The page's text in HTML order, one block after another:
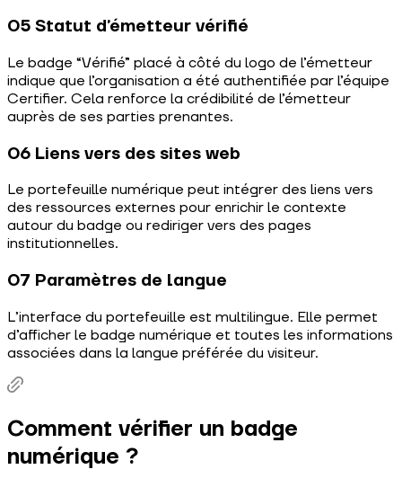
05 Statut d’émetteur vérifié
Le badge “Vérifié” placé à côté du logo de l’émetteur
indique que l’organisation a été authentifiée par l’équipe
Certifier. Cela renforce la crédibilité de l’émetteur
auprès de ses parties prenantes.
06 Liens vers des sites web
Le portefeuille numérique peut intégrer des liens vers
des ressources externes pour enrichir le contexte
autour du badge ou rediriger vers des pages
institutionnelles.
07 Paramètres de langue
L’interface du portefeuille est multilingue. Elle permet
d’afficher le badge numérique et toutes les informations
associées dans la langue préférée du visiteur.
Comment vérifier un badge
numérique ?